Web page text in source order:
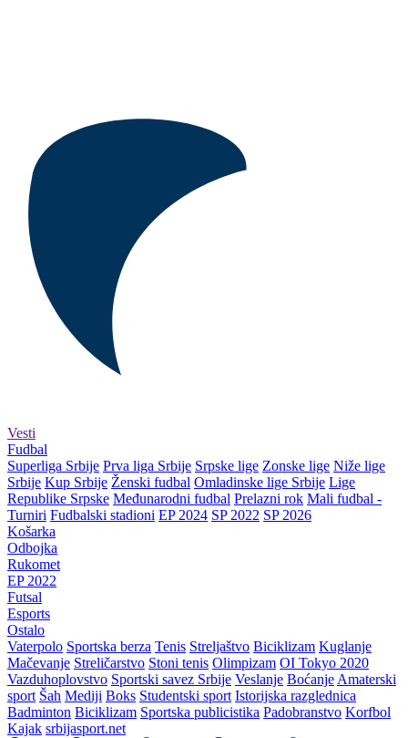
Vesti
Fudbal
Superliga Srbije Prva liga Srbije Srpske lige Zonske lige Niže lige
Srbije Kup Srbije Ženski fudbal Omladinske lige Srbije Lige
Republike Srpske Međunarodni fudbal Prelazni rok Mali fudbal -
Turniri Fudbalski stadioni EP 2024 SP 2022 SP 2026
Košarka
Odbojka
Rukomet
EP 2022
Futsal
Esports
Ostalo
Vaterpolo Sportska berza Tenis Streljaštvo Biciklizam Kuglanje
Mačevanje Streličarstvo Stoni tenis Olimpizam OI Tokyo 2020
Vazduhoplovstvo Sportski savez Srbije Veslanje Boćanje Amaterski
sport Šah Mediji Boks Studentski sport Istorijska razglednica
Badminton Biciklizam Sportska publicistika Padobranstvo Korfbol
Kajak srbijasport.net